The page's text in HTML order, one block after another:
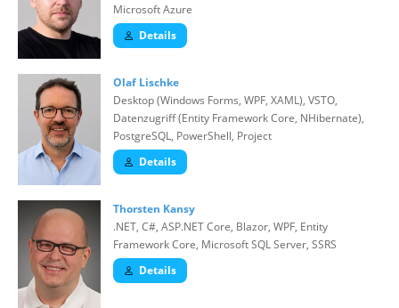
Microsoft Azure
Details
Olaf Lischke
Desktop (Windows Forms, WPF, XAML), VSTO,
Datenzugriff (Entity Framework Core, NHibernate),
PostgreSQL, PowerShell, Project
Details
Thorsten Kansy
.NET, C#, ASP.NET Core, Blazor, WPF, Entity
Framework Core, Microsoft SQL Server, SSRS
Details